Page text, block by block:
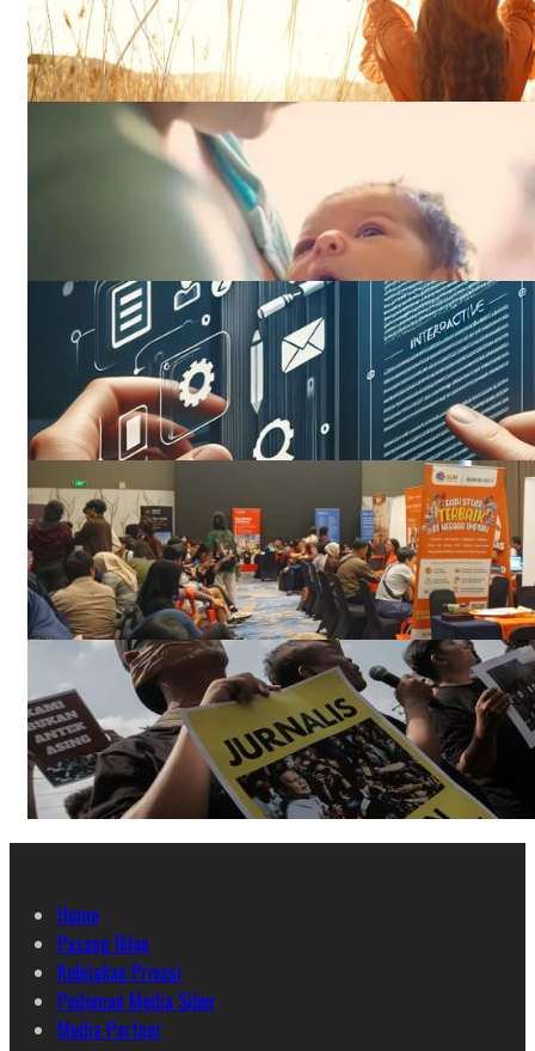
Home
Pasang Iklan
Kebijakan Privasi
Pedoman Media Siber
Media Partner